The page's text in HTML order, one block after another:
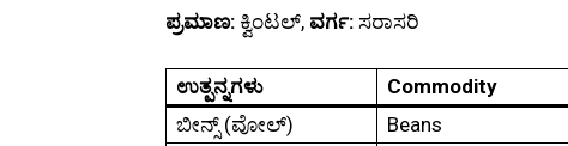
ಪ್ರಮಾಣ: ಕ್ವಿಂಟಲ್, ವರ್ಗ: ಸರಾಸರಿ
ಉತ್ಪನ್ನಗಳು Commodity
ಬೀನ್ಸ್ (ವೋಲ್)
Beans